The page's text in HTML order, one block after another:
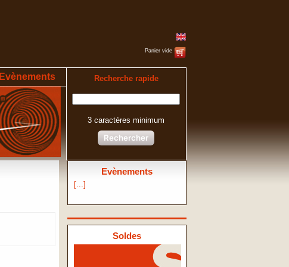
Panier vide
Evènements Recherche rapide
3 caractères minimum
Rechercher
Evènements
[...]
Soldes